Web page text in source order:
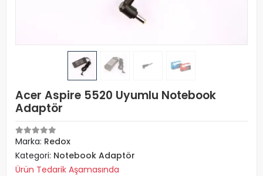
Acer Aspire 5520 Uyumlu Notebook
Adaptör
Marka: Redox
Kategori: Notebook Adaptör
Ürün Tedarik Aşamasında